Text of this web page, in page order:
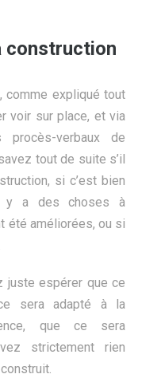
construction
comme expliqué tout
voir sur place, et via
verbaux de
tout de suite s’il
si c’est bien
y a des choses à
été améliorées, ou si
juste espérer que ce
sera adapté à la
que ce sera
strictement rien